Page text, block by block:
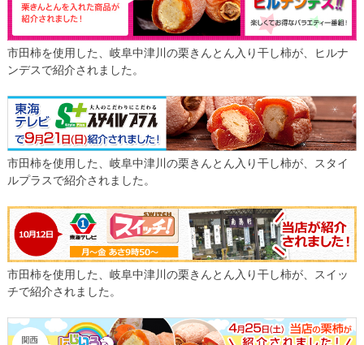
市田柿を使用した、岐阜中津川の栗きんとん入り干し柿が、ヒルナ
ンデスで紹介されました。
市田柿を使用した、岐阜中津川の栗きんとん入り干し柿が、スタイ
ルプラスで紹介されました。
市田柿を使用した、岐阜中津川の栗きんとん入り干し柿が、スイッ
チで紹介されました。